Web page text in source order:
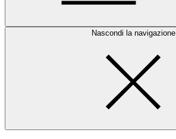
Nascondi la navigazione